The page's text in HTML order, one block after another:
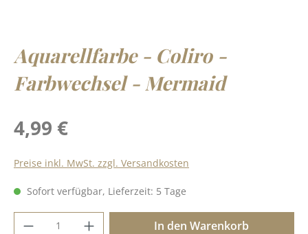
Aquarellfarbe - Coliro -
Farbwechsel - Mermaid
Regulärer Preis:
4,99 €
Preise inkl. MwSt. zzgl. Versandkosten
Sofort verfügbar, Lieferzeit: 5 Tage
Produkt Anzahl: Gib den gewünschten
In den Warenkorb